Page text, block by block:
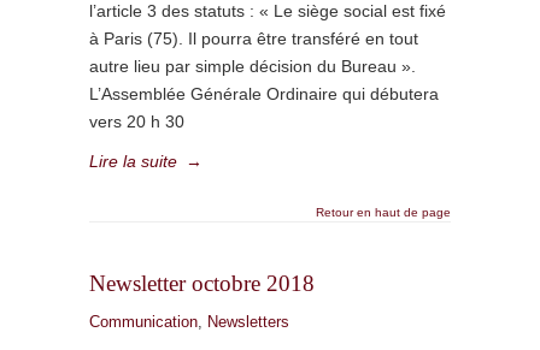
l’article 3 des statuts : « Le siège social est fixé
à Paris (75). Il pourra être transféré en tout
autre lieu par simple décision du Bureau ».
L’Assemblée Générale Ordinaire qui débutera
vers 20 h 30
Lire la suite →
Retour en haut de page
Newsletter octobre 2018
Communication, Newsletters